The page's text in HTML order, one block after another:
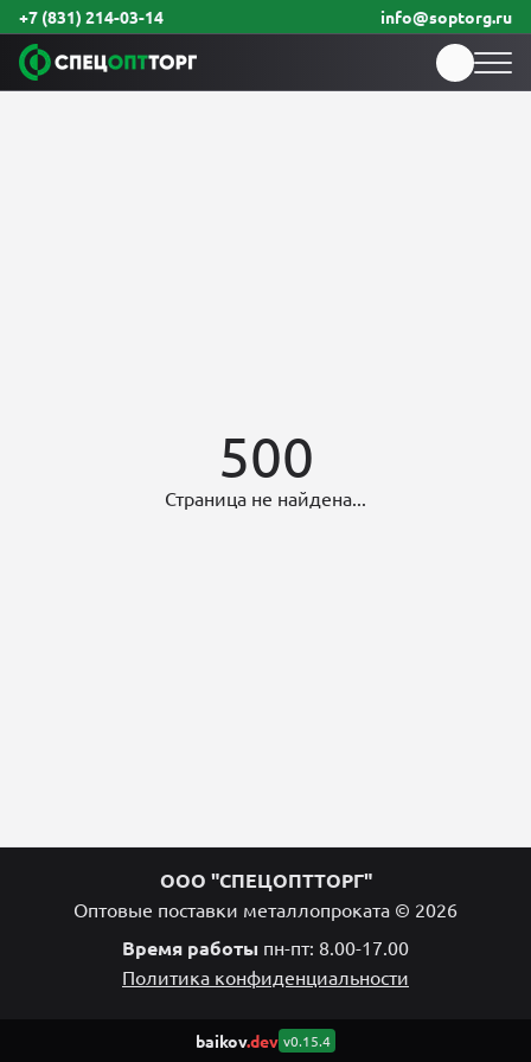
+7 (831) 214-03-14 info@soptorg.ru
500
Страница не найдена...
ООО "СПЕЦОПТТОРГ"
Оптовые поставки металлопроката © 2026
Время работы пн-пт: 8.00-17.00
Политика конфиденциальности
baikov.dev v0.15.4